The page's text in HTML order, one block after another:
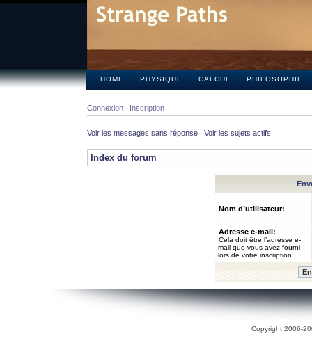
HOME PHYSIQUE CALCUL PHILOSOPHIE
Connexion Inscription
Voir les messages sans réponse | Voir les sujets actifs
Index du forum
Nom d’utilisateur:
Adresse e-mail:
Cela doit être l’adresse e-
mail que vous avez fourni
lors de votre inscription.
Copyright 2006-